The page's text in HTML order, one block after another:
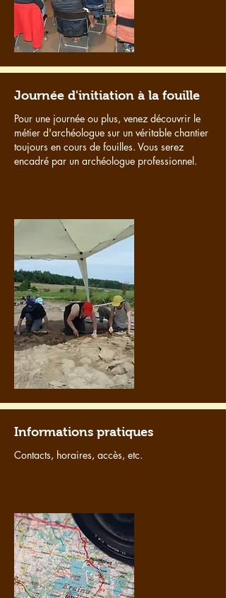
Journée d'initiation à la fouille
Pour une journée ou plus, venez découvrir le
métier d'archéologue sur un véritable chantier
toujours en cours de fouilles. Vous serez
encadré par un archéologue professionnel.
Informations pratiques
Contacts, horaires, accès, etc.